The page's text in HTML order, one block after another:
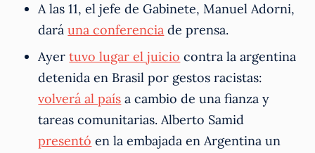
A las 11, el jefe de Gabinete, Manuel Adorni,
daráuna conferencia de prensa.
Ayertuvo lugar el juicio contra la argentina
detenida en Brasil por gestos racistas:
volverá al país a cambio de una fianza y
tareas comunitarias. Alberto Samid
presentó en la embajada en Argentina un